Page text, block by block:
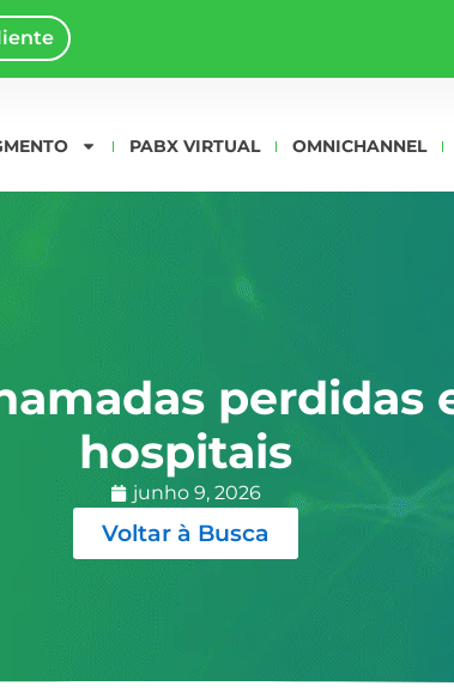
PABX VIRTUAL OMNICHANNEL
perdidas
hospitais
junho 9, 2026
Voltar à Busca